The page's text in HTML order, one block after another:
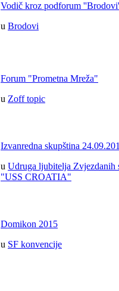
Vodič kroz podforum
u Brodovi
Forum "Prometna Mreža"
u Zoff topic
Izvanredna skupština
u Udruga ljubitelja Zvjezdanih
"USS CROATIA"
Domikon 2015
u SF konvencije